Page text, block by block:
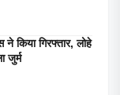
किया गिरफ्तार, लोहे
जुर्म